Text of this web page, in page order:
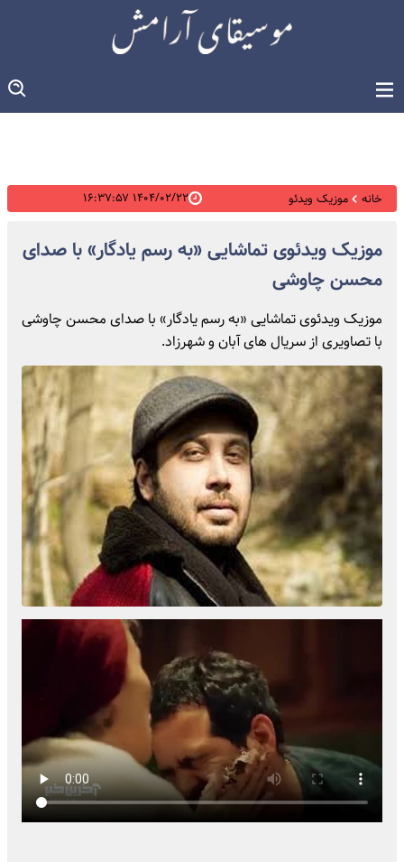
خانه موزیک ویدئو ۱۴۰۴/۰۲/۲۲ ۱۶:۳۷:۵۷
موزیک ویدئوی تماشایی «به رسم یادگار» با صدای
محسن چاوشی
موزیک ویدئوی تماشایی «به رسم یادگار» با صدای محسن چاوشی
با تصاویری از سریال های آبان و شهرزاد.